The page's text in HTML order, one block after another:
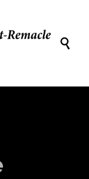
